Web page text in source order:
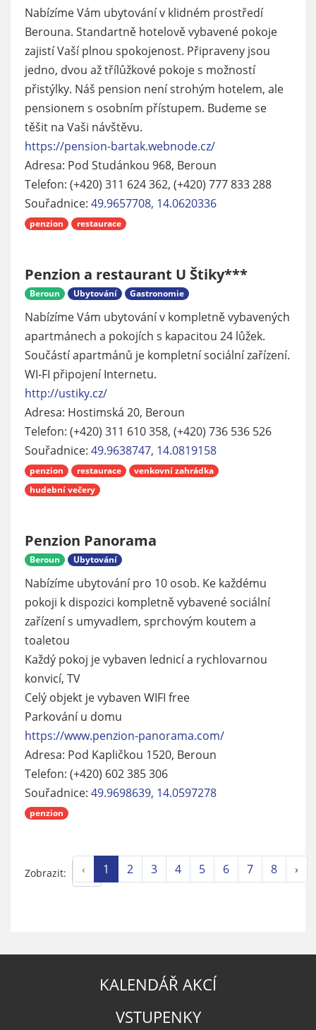
Nabízíme Vám ubytování v klidném prostředí
Berouna. Standartně hotelově vybavené pokoje
zajistí Vaší plnou spokojenost. Připraveny jsou
jedno, dvou až třílůžkové pokoje s možností
přistýlky. Náš pension není strohým hotelem, ale
pensionem s osobním přístupem. Budeme se
těšit na Vaši návštěvu.
https://pension-bartak.webnode.cz/
Adresa: Pod Studánkou 968, Beroun
Telefon: (+420) 311 624 362, (+420) 777 833 288
Souřadnice: 49.9657708, 14.0620336
penzion restaurace
Penzion a restaurant U Štiky***
Beroun Ubytování Gastronomie
Nabízíme Vám ubytování v kompletně vybavených
apartmánech a pokojích s kapacitou 24 lůžek.
Součástí apartmánů je kompletní sociální zařízení.
WI-FI připojení Internetu.
http://ustiky.cz/
Adresa: Hostimská 20, Beroun
Telefon: (+420) 311 610 358, (+420) 736 536 526
Souřadnice: 49.9638747, 14.0819158
penzion restaurace
venkovní zahrádka
hudební večery
Penzion Panorama
Beroun Ubytování
Nabízíme ubytování pro 10 osob. Ke každému
pokoji k dispozici kompletně vybavené sociální
zařízení s umyvadlem, sprchovým koutem a
toaletou
Každý pokoj je vybaven lednicí a rychlovarnou
konvicí, TV
Celý objekt je vybaven WIFI free
Parkování u domu
https://www.penzion-panorama.com/
Adresa: Pod Kapličkou 1520, Beroun
Telefon: (+420) 602 385 306
Souřadnice: 49.9698639, 14.0597278
penzion
Zobrazit: ‹ 1 2 3 4 5 6 7 8 ›
KALENDÁŘ AKCÍ
VSTUPENKY